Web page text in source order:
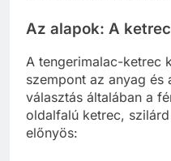
Az alapok: A
A tengerimalac-ketrec
szempont az anyag és
választás általában a
oldalfalú ketrec,
előnyös: